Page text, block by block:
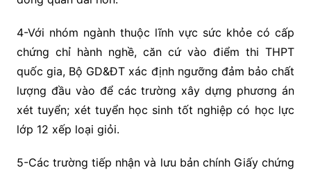
4-Với nhóm ngành thuộc lĩnh vực sức khỏe có cấp
chứng chỉ hành nghề, căn cứ vào điểm thi THPT
quốc gia, Bộ GD&ĐT xác định ngưỡng đảm bảo chất
lượng đầu vào để các trường xây dựng phương án
xét tuyển; xét tuyển học sinh tốt nghiệp có học lực
lớp 12 xếp loại giỏi.
5-Các trường tiếp nhận và lưu bản chính Giấy chứng